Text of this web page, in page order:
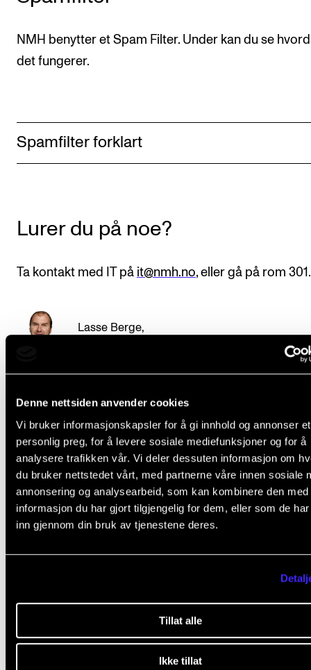
Denne nettsiden anvender cookies
Vi bruker informasjonskapsler for å gi innhold og annonser et
personlig preg, for å levere sosiale mediefunksjoner og for å
analysere trafikken vår. Vi deler dessuten informasjon om
du bruker nettstedet vårt, med partnerne våre innen sosiale
annonsering og analysearbeid, som kan kombinere den med
informasjon du har gjort tilgjengelig for dem, eller som de
inn gjennom din bruk av tjenestene deres.
Tillat alle
Ikke tillat
NMH benytter et Spam Filter. Under kan du se
det fungerer.
Spamfilter forklart
Lurer du på noe?
Ta kontakt med IT på it@nmh.no, eller gå på rom 301.
Lasse Berge,
Seksjonssjef
Drift og IKT
William McArthur ,
Avdelingsingeniør
,